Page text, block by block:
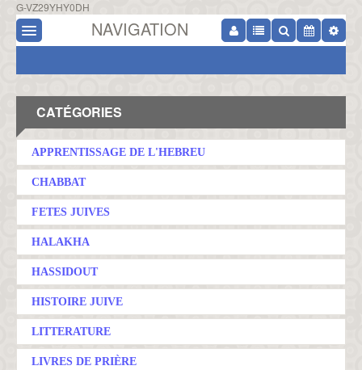
G-VZ29YHY0DH
NAVIGATION
CATÉGORIES
APPRENTISSAGE DE L'HEBREU
CHABBAT
FETES JUIVES
HALAKHA
HASSIDOUT
HISTOIRE JUIVE
LITTERATURE
LIVRES DE PRIÈRE